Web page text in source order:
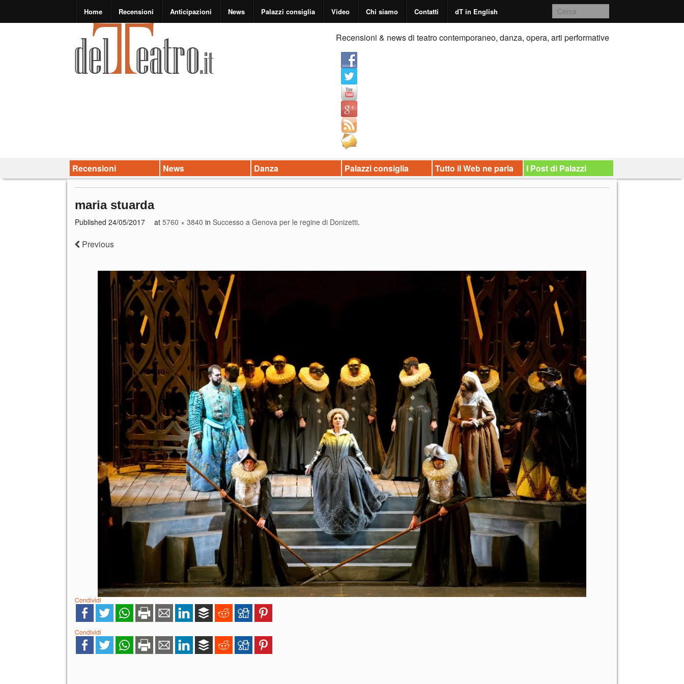
Home Recensioni Anticipazioni News Palazzi consiglia Video Chi siamo Contatti dT in English
Recensioni & news di teatro contemporaneo, danza, opera, arti performative
Recensioni News Danza Palazzi consiglia Tutto il Web ne parla I Post di Palazzi
maria stuarda
Published 24/05/2017 at 5760 × 3840 in Successo a Genova per le regine di Donizetti.
Previous
Condividi
Condividi